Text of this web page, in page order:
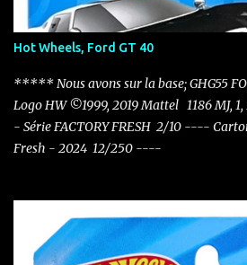
Hot Wheels, Ford GT 40
***** Nous avons sur la base; GHG55
Logo HW ©1999, 2019 Mattel 1186 MJ,
- Série FACTORY FRESH 2/10 ----
Fresh - 2024 12/250 ----